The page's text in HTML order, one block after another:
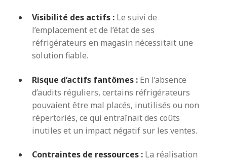
Visibilité des actifs : Le suivi de
l’emplacement et de l’état de ses
réfrigérateurs en magasin nécessitait une
solution fiable.
Risque d’actifs fantômes : En l’absence
d’audits réguliers, certains réfrigérateurs
pouvaient être mal placés, inutilisés ou non
répertoriés, ce qui entraînait des coûts
inutiles et un impact négatif sur les ventes.
Contraintes de ressources : La réalisation